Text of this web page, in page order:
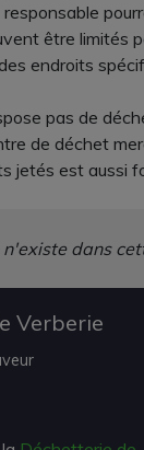
être limités
endroits
pas de
de déchet
jetés est aussi
dans
Verberie